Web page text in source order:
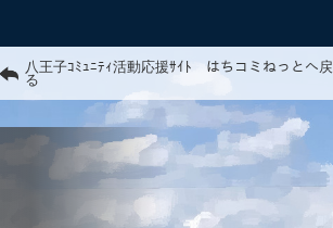
八王子ｺﾐｭﾆﾃｨ活動応援ｻｲﾄ はちコミねっとへ戻
る